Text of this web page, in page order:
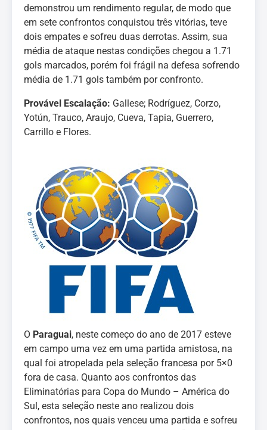
demonstrou um rendimento regular, de modo que
em sete confrontos conquistou três vitórias, teve
dois empates e sofreu duas derrotas. Assim, sua
média de ataque nestas condições chegou a 1.71
gols marcados, porém foi frágil na defesa sofrendo
média de 1.71 gols também por confronto.
Provável Escalação: Gallese; Rodríguez, Corzo,
Yotún, Trauco, Araujo, Cueva, Tapia, Guerrero,
Carrillo e Flores.
O Paraguai, neste começo do ano de 2017 esteve
em campo uma vez em uma partida amistosa, na
qual foi atropelada pela seleção francesa por 5×0
fora de casa. Quanto aos confrontos das
Eliminatórias para Copa do Mundo – América do
Sul, esta seleção neste ano realizou dois
confrontos, nos quais venceu uma partida e sofreu